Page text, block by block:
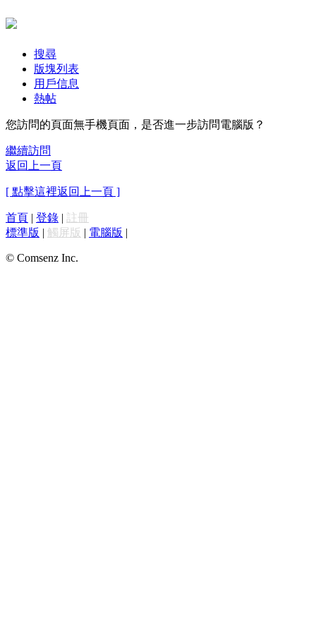
搜尋
版塊列表
用戶信息
熱帖
您訪問的頁面無手機頁面，是否進一步訪問電腦版？
繼續訪問
返回上一頁
[ 點擊這裡返回上一頁 ]
首頁 | 登錄 | 註冊
標準版 | 觸屏版 | 電腦版 |
© Comsenz Inc.